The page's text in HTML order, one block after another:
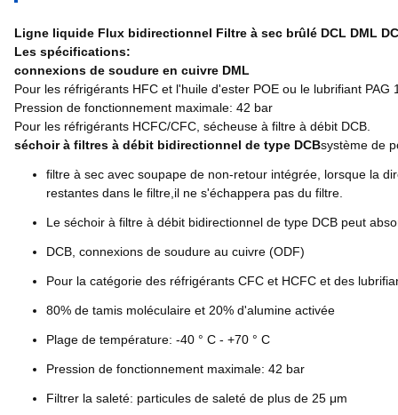
Ligne liquide Flux bidirectionnel Filtre à sec brûlé DCL DML
Les spécifications:
connexions de soudure en cuivre DML
Pour les réfrigérants HFC et l'huile d'ester POE ou le lubrifiant
Pression de fonctionnement maximale: 42 bar
Pour les réfrigérants HCFC/CFC, sécheuse à filtre à débit DCB.
séchoir à filtres à débit bidirectionnel de type DCBsystème de
filtre à sec avec soupape de non-retour intégrée, lorsque la
restantes dans le filtre,il ne s'échappera pas du filtre.
Le séchoir à filtre à débit bidirectionnel de type DCB peut
DCB, connexions de soudure au cuivre (ODF)
Pour la catégorie des réfrigérants CFC et HCFC et des
80% de tamis moléculaire et 20% d'alumine activée
Plage de température: -40 ° C - +70 ° C
Pression de fonctionnement maximale: 42 bar
Filtrer la saleté: particules de saleté de plus de 25 μm